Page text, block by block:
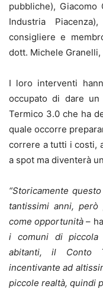
pubbliche),
Industria
consigliere e
dott. Michele
I loro interventi
occupato di dare
Termico 3.0 che ha
quale occorre
correre a tutti i costi,
a spot ma diventerà
“Storicamente
tantissimi anni, però
come opportunità –
i comuni di piccola
abitanti, il Conto
incentivante ad
piccole realtà, quindi